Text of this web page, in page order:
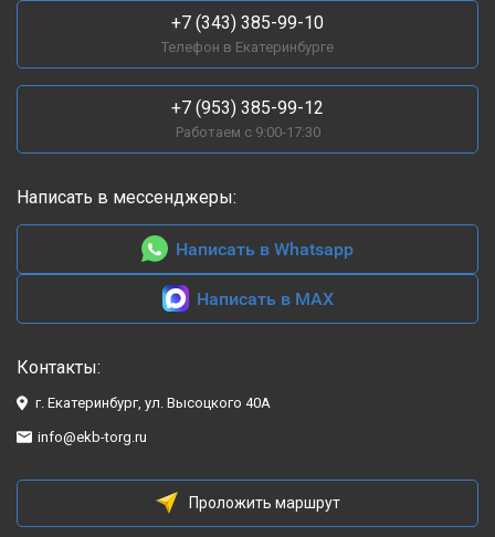
+7 (343) 385-99-10
Телефон в Екатеринбурге
+7 (953) 385-99-12
Работаем с 9:00-17:30
Написать в мессенджеры:
Написать в Whatsapp
Написать в MAX
Контакты:
г. Екатеринбург, ул. Высоцкого 40А
info@ekb-torg.ru
Проложить маршрут